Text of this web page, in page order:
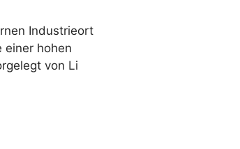
Industrieort
einer hohen
von Li